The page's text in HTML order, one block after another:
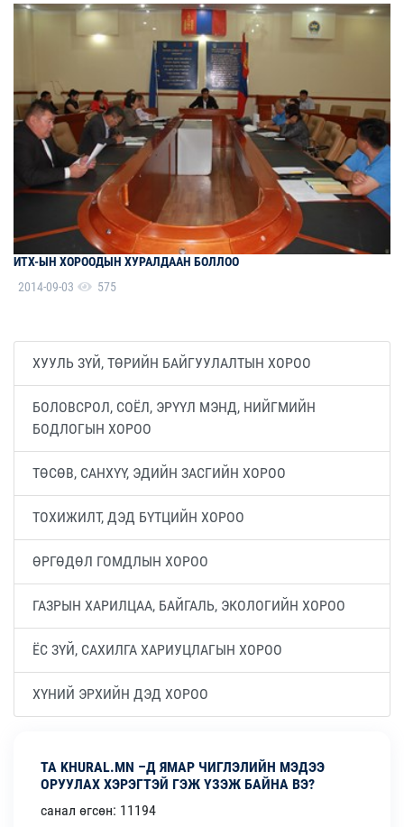
ИТХ-ЫН ХОРООДЫН ХУРАЛДААН БОЛЛОО
2014-09-03
575
ХУУЛЬ ЗҮЙ, ТӨРИЙН БАЙГУУЛАЛТЫН ХОРОО
БОЛОВСРОЛ, СОЁЛ, ЭРҮҮЛ МЭНД, НИЙГМИЙН
БОДЛОГЫН ХОРОО
ТӨСӨВ, САНХҮҮ, ЭДИЙН ЗАСГИЙН ХОРОО
ТОХИЖИЛТ, ДЭД БҮТЦИЙН ХОРОО
ӨРГӨДӨЛ ГОМДЛЫН ХОРОО
ГАЗРЫН ХАРИЛЦАА, БАЙГАЛЬ, ЭКОЛОГИЙН ХОРОО
ЁС ЗҮЙ, САХИЛГА ХАРИУЦЛАГЫН ХОРОО
ХҮНИЙ ЭРХИЙН ДЭД ХОРОО
ТА KHURAL.MN –Д ЯМАР ЧИГЛЭЛИЙН МЭДЭЭ
ОРУУЛАХ ХЭРЭГТЭЙ ГЭЖ ҮЗЭЖ БАЙНА ВЭ?
санал өгсөн: 11194